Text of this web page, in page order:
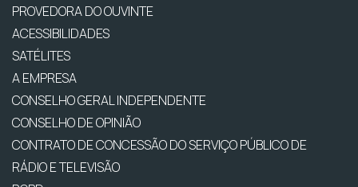
PROVEDORA DO OUVINTE
ACESSIBILIDADES
SATÉLITES
A EMPRESA
CONSELHO GERAL INDEPENDENTE
CONSELHO DE OPINIÃO
CONTRATO DE CONCESSÃO DO SERVIÇO PÚBLICO DE
RÁDIO E TELEVISÃO